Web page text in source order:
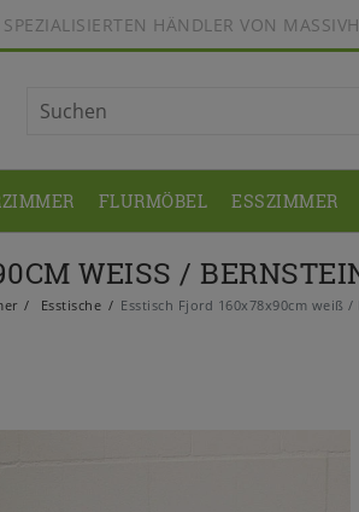
HÄNDLER VON
FLURMÖBEL ESSZIMMER
WEISS /
Esstische Esstisch Fjord 160x78x90cm weiß